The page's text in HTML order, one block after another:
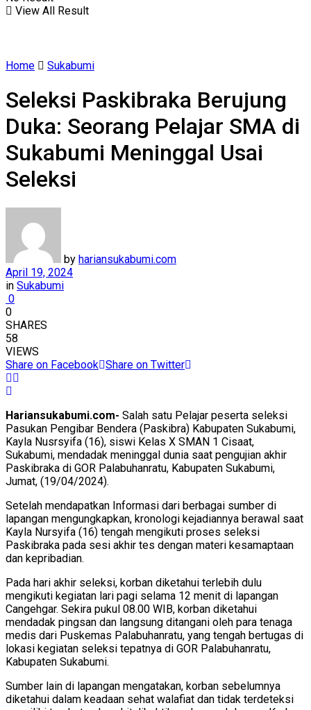
View All Result
Home Sukabumi
Seleksi Paskibraka Berujung
Duka: Seorang Pelajar SMA di
Sukabumi Meninggal Usai
Seleksi
by hariansukabumi.com
April 19, 2024
in Sukabumi
0
0
SHARES
58
VIEWS
Share on Facebook Share on Twitter
Hariansukabumi.com- Salah satu Pelajar peserta seleksi
Pasukan Pengibar Bendera (Paskibra) Kabupaten Sukabumi,
Kayla Nusrsyifa (16), siswi Kelas X SMAN 1 Cisaat,
Sukabumi, mendadak meninggal dunia saat pengujian akhir
Paskibraka di GOR Palabuhanratu, Kabupaten Sukabumi,
Jumat, (19/04/2024).
Setelah mendapatkan Informasi dari berbagai sumber di
lapangan mengungkapkan, kronologi kejadiannya berawal saat
Kayla Nursyifa (16) tengah mengikuti proses seleksi
Paskibraka pada sesi akhir tes dengan materi kesamaptaan
dan kepribadian.
Pada hari akhir seleksi, korban diketahui terlebih dulu
mengikuti kegiatan lari pagi selama 12 menit di lapangan
Cangehgar. Sekira pukul 08.00 WIB, korban diketahui
mendadak pingsan dan langsung ditangani oleh para tenaga
medis dari Puskemas Palabuhanratu, yang tengah bertugas di
lokasi kegiatan seleksi tepatnya di GOR Palabuhanratu,
Kabupaten Sukabumi.
Sumber lain di lapangan mengatakan, korban sebelumnya
diketahui dalam keadaan sehat walafiat dan tidak terdeteksi